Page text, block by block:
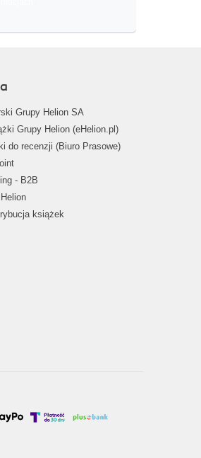
Grupy Helion SA
Grupy Helion (eHelion.pl)
do recenzji (Biuro Prasowe)
- B2B
książek